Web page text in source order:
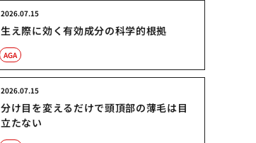
生え際に効く有効成分の科学的根拠
2026.07.15
AGA
分け目を変えるだけで頭頂部の薄毛は目
立たない
2026.07.15